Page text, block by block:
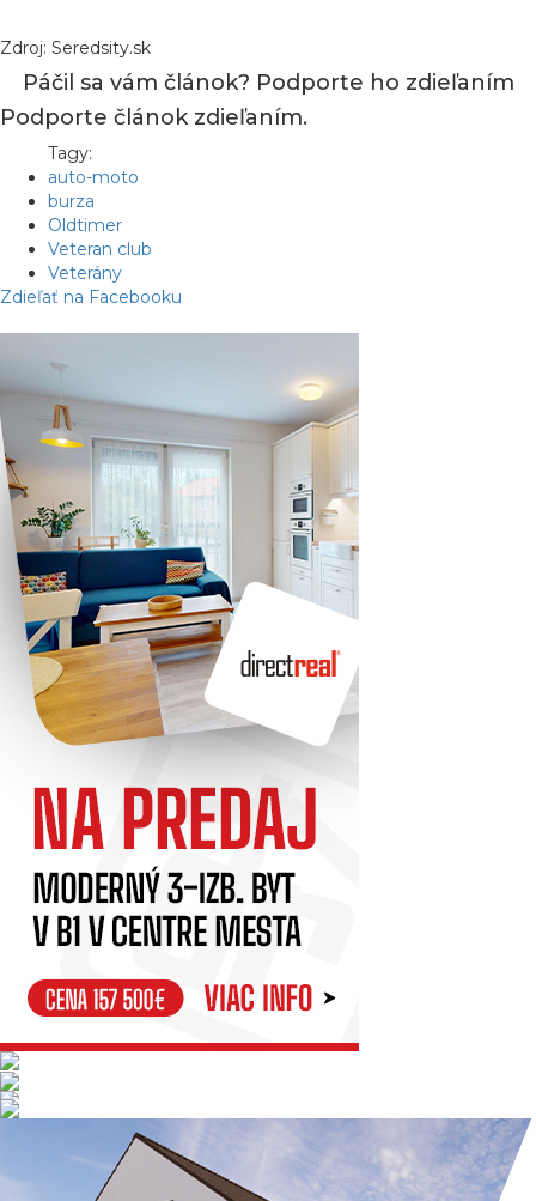
Zdroj: Seredsity.sk
Páčil sa vám článok? Podporte ho zdieľaním
Podporte článok zdieľaním.
Tagy:
auto-moto
burza
Oldtimer
Veteran club
Veterány
Zdieľať na Facebooku